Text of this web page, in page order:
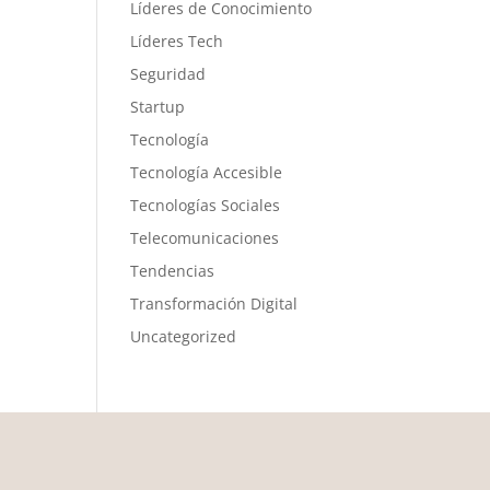
Líderes de Conocimiento
Líderes Tech
Seguridad
Startup
Tecnología
Tecnología Accesible
Tecnologías Sociales
Telecomunicaciones
Tendencias
Transformación Digital
Uncategorized